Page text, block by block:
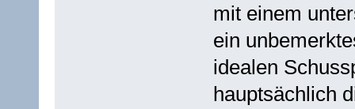
mit einem
ein
idealen
hauptsächlich